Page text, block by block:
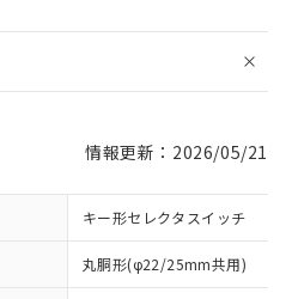
情報更新：2026/05/21
キー形セレクタスイッチ
丸胴形(φ22/25mm共用)